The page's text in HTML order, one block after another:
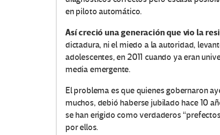
en piloto automático.
Así creció una generación que vio la
dictadura, ni el miedo a la autoridad,
adolescentes, en 2011 cuando ya eran
media emergente.
El problema es que quienes gobernaron
muchos, debió haberse jubilado hace 10
se han erigido como verdaderos
por ellos.